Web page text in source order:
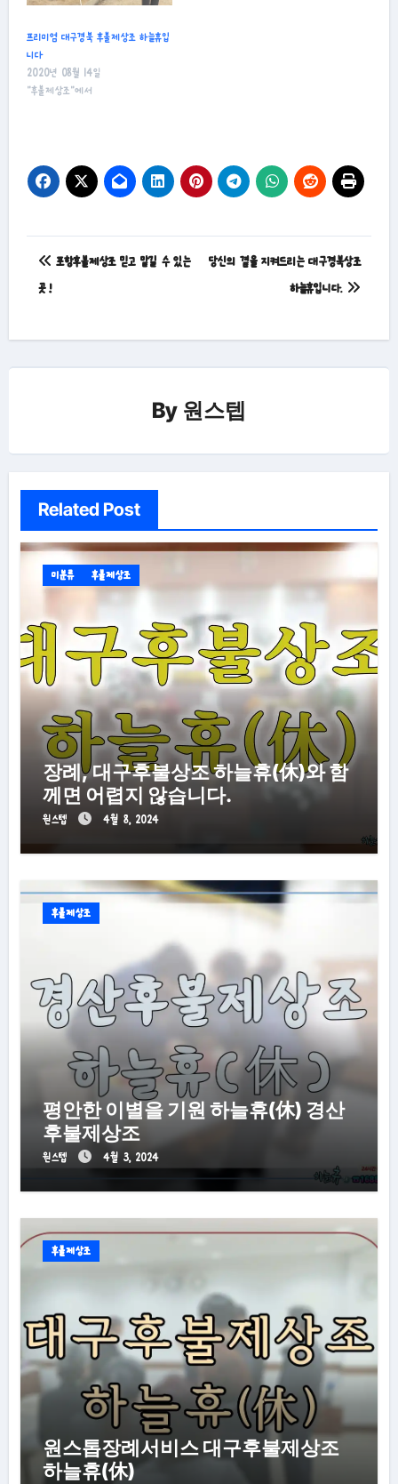
프리미엄 대구경북 후불제상조 하늘휴입
니다
2020년 08월 14일
"후불제상조"에서
글
탐
포항후불제상조 믿고 맡길 수 있는
곳 !
당신의 곁을 지켜드리는 대구경북상조
하늘휴입니다.
By 원스텝
Related Post
미분류 후불제상조
장례, 대구후불상조 하늘휴(休)와 함
께면 어렵지 않습니다.
원스텝 4월 8, 2024
후불제상조
평안한 이별을 기원 하늘휴(休) 경산
후불제상조
원스텝 4월 3, 2024
후불제상조
원스톱장례서비스 대구후불제상조
하늘휴(休)